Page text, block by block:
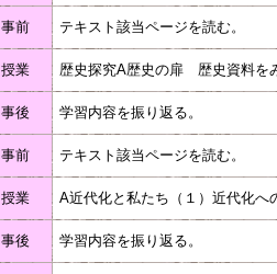
事前 テキスト該当ページを読む。
授業 歴史探究A歴史の扉 歴史資料を
事後 学習内容を振り返る。
事前 テキスト該当ページを読む。
授業 A近代化と私たち（１）近代化
事後 学習内容を振り返る。